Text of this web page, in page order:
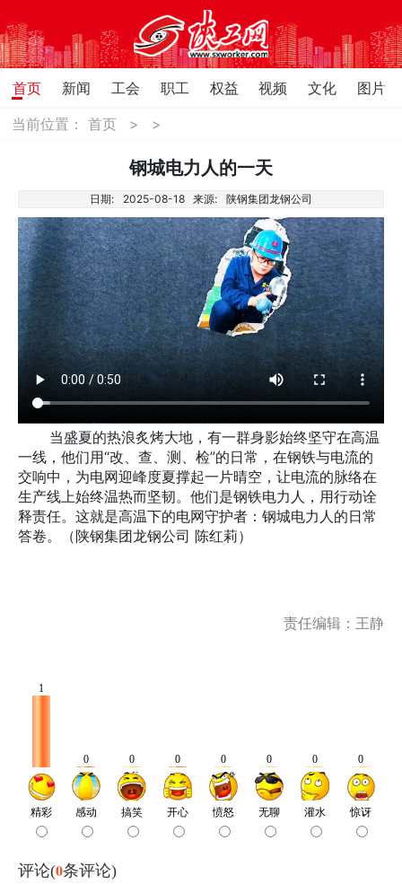
首页 新闻 工会 职工 权益 视频 文化
图片
当前位置：首页 > >
钢城电力人的一天
日期: 2025-08-18 来源: 陕钢集团龙钢公司
当盛夏的热浪炙烤大地，有一群身影始终坚守在高温
一线，他们用“改、查、测、检”的日常，在钢铁与电流的
交响中，为电网迎峰度夏撑起一片晴空，让电流的脉络在
生产线上始终温热而坚韧。他们是钢铁电力人，用行动诠
释责任。这就是高温下的电网守护者：钢城电力人的日常
答卷。（陕钢集团龙钢公司 陈红莉）
责任编辑：王静
评论(0条评论)